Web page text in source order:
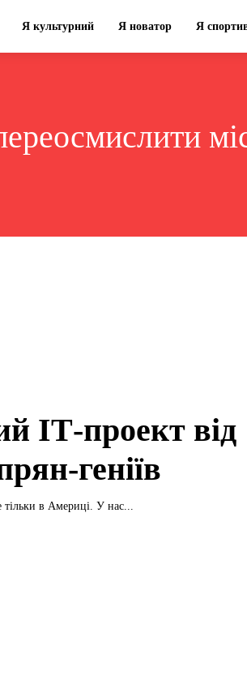
Я культурний Я новатор Я
ІТ-проект від
геніїв
в Америці. У нас...